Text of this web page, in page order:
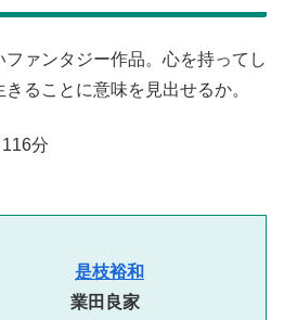
ァンタジー作品。心を持ってし
ることに意味を見出せるか。
116分
是枝裕和
　　　業田良家